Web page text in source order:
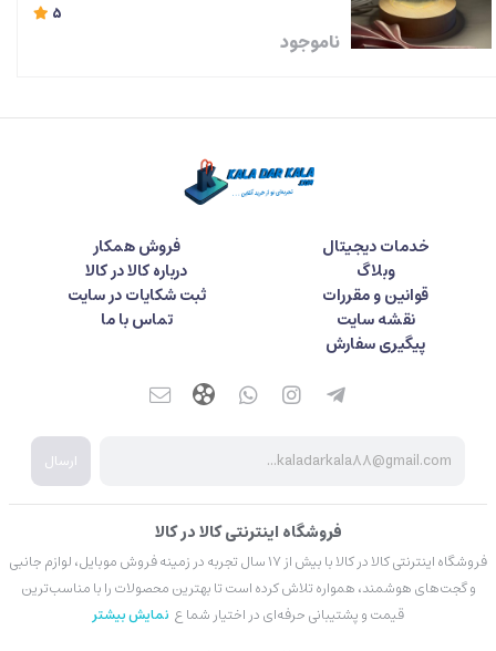
5
ناموجود
خدمات دیجیتال
فروش همکار
وبلاگ
درباره کالا در کالا
قوانین و مقررات
ثبت شکایات در سایت
نقشه سایت
تماس با ما
پیگیری سفارش
ارسال
فروشگاه اینترنتی کالا در کالا
فروشگاه اینترنتی کالا در کالا با بیش از ۱۷ سال تجربه در زمینه فروش موبایل، لوازم جانبی
و گجت‌های هوشمند، همواره تلاش کرده است تا بهترین محصولات را با مناسب‌ترین
قیمت و پشتیبانی حرفه‌ای در اختیار شما ع نمایش بیشتر